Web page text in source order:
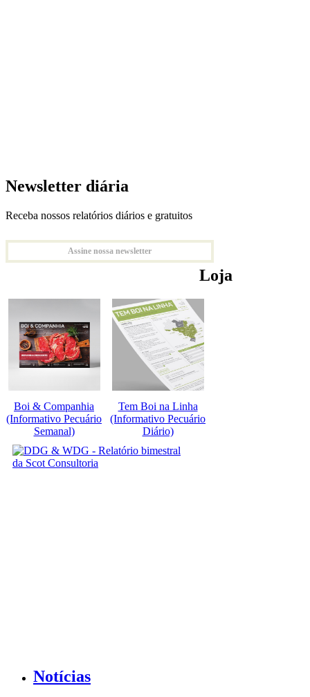
Newsletter diária
Receba nossos relatórios diários e gratuitos
Assine nossa newsletter
Loja
Boi & Companhia
(Informativo Pecuário
Semanal)
Tem Boi na Linha
(Informativo Pecuário
Diário)
Notícias